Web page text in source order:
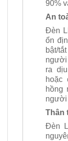
90%
An
Đèn
ổn
bật/
người
ra
hoặc
hồng
người
Thân
Đèn